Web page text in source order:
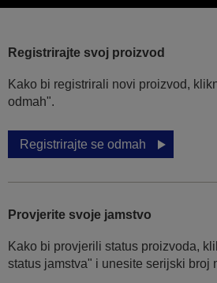
Registrirajte svoj proizvod
Kako bi registrirali novi proizvod,
odmah".
Registrirajte se odmah
Provjerite svoje jamstvo
Kako bi provjerili status proizvoda,
status jamstva" i unesite serijski broj